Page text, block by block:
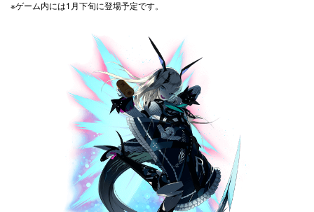
※ゲーム内には1月下旬に登場予定です。